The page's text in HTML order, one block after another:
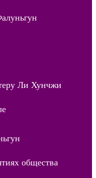
Ли Хунчжи
общества